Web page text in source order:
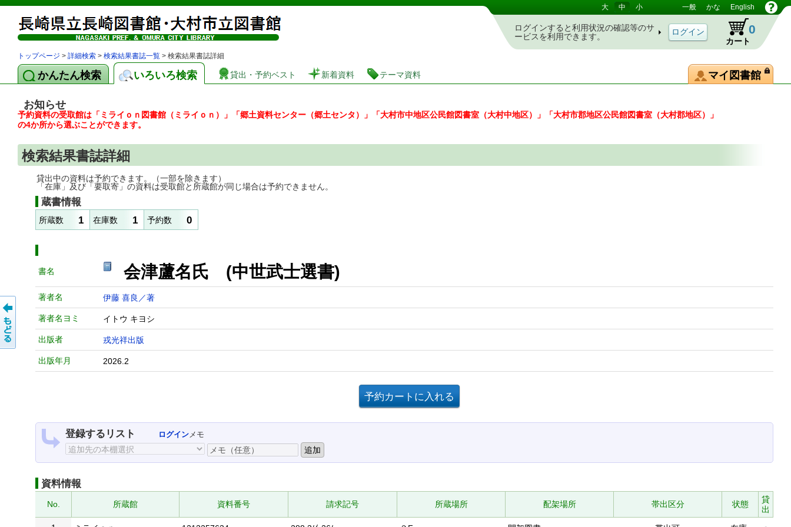
図書館 蔵書検索・予約システム 大 中 小 一般 かな English
ログインすると利用状況の確認等のサ
ービスを利用できます。
カート
0
トップページ > 詳細検索 > 検索結果書誌一覧 > 検索結果書誌詳細
かんたん検索 いろいろ検索 貸出・予約ベスト 新着資料 テーマ資料 マイ図書館
お知らせ
予約資料の受取館は「ミライｏｎ図書館（ミライｏｎ）」「郷土資料センター（郷土センタ）」「大村市中地区公民館図書室（大村中地区）」「大村市郡地区公民館図書室（大村郡地区）」
の4か所から選ぶことができます。
検索結果書誌詳細
貸出中の資料は予約できます。（一部を除きます）
「在庫」及び「要取寄」の資料は受取館と所蔵館が同じ場合は予約できません。
蔵書情報
所蔵数 1 在庫数 1 予約数 0
書名 会津蘆名氏 (中世武士選書)
著者名 伊藤 喜良／著
著者名ヨミ イトウ キヨシ
出版者 戎光祥出版
出版年月 2026.2
登録するリスト ログインメモ
資料情報
No. 所蔵館 資料番号 請求記号 所蔵場所 配架場所 帯出区分 状態
貸
出